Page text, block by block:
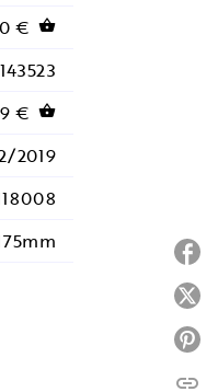
€ shopping_basket
€ shopping_basket
2019
link